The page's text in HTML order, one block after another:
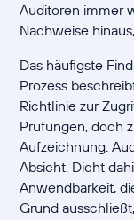
Auditoren immer
Nachweise
Das häufigste
Prozess
Richtlinie zur
Prüfungen, doch
Aufzeichnung.
Absicht. Dicht
Anwendbarkeit,
Grund